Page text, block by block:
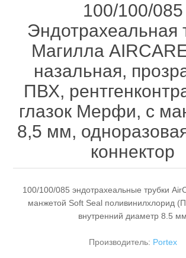
100/100/085
Эндотрахеальная
Магилла
назальная,
ПВХ,
глазок Мерфи, с
8,5 мм,
коннектор
100/100/085 эндотрахеальные трубки
манжетой Soft Seal поливинилхлорид
внутренний диаметр 8.5 мм
Производитель: Portex